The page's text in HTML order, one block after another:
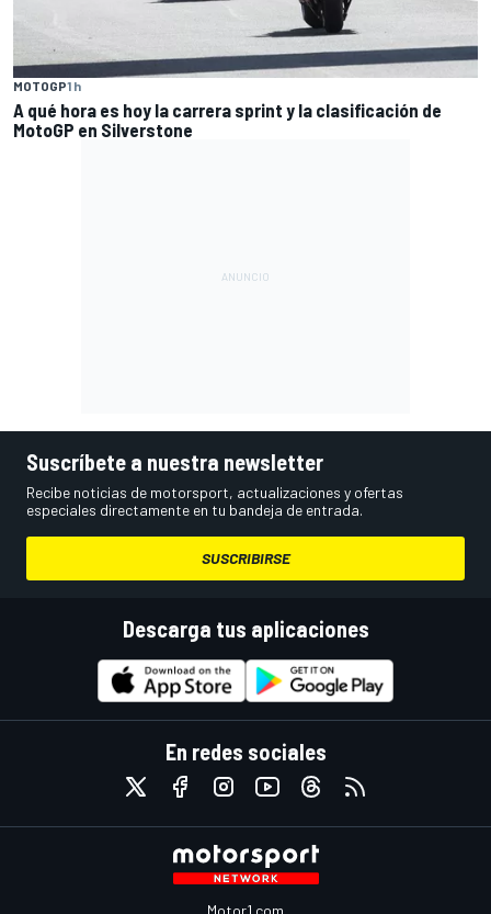
MOTOGP1 h
A qué hora es hoy la carrera sprint y la clasificación de
MotoGP en Silverstone
Suscríbete a nuestra newsletter
Recibe noticias de motorsport, actualizaciones y ofertas
especiales directamente en tu bandeja de entrada.
SUSCRIBIRSE
Descarga tus aplicaciones
En redes sociales
Motor1.com